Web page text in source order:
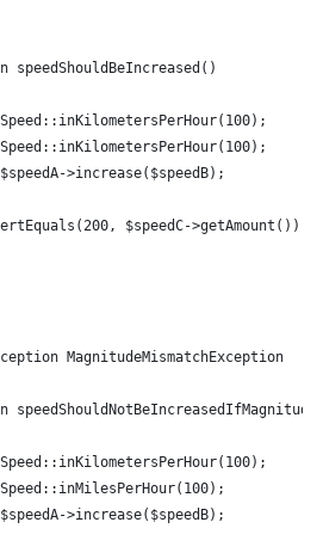
speedShouldBeIncreased()
>increase($speedB);
$speedC->getAmount());
MagnitudeMismatchException
>increase($speedB);